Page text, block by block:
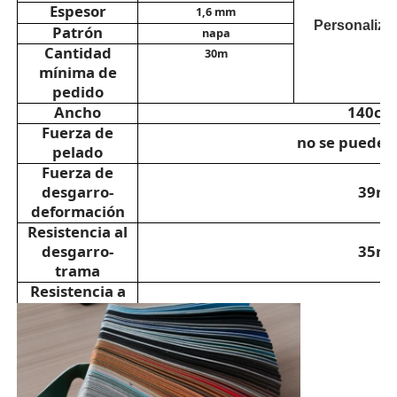
Material de suéter ecológico
Tela del ante
Ante Sintético
Cuero PU libre de disolventes
Cuero de Alcantara
Cuero automotriz
Zapatos Material de cuero
Espesor 1,6 mm
Patrón napa
Cantidad
mínima de
pedido
30m
Ancho
140cm
Fuerza de
pelado
no se puede
Fuerza de
desgarro-
deformación
39n
Resistencia al
desgarro-
trama
35n
Resistencia a
la tracción-
deformación
Trama
resistente a la
tracción